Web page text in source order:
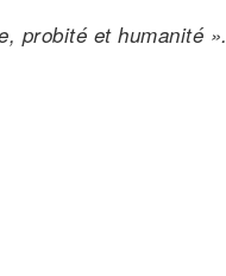
probité et humanité ».